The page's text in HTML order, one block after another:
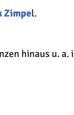
Zimpel.
hinaus u. a.